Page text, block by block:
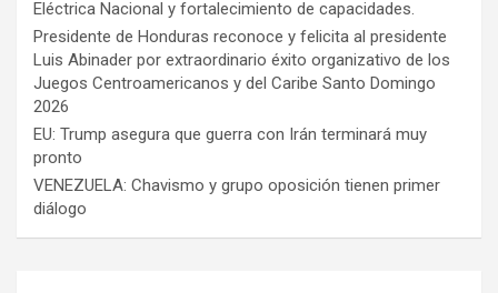
Eléctrica Nacional y fortalecimiento de capacidades.
Presidente de Honduras reconoce y felicita al presidente
Luis Abinader por extraordinario éxito organizativo de los
Juegos Centroamericanos y del Caribe Santo Domingo
2026
EU: Trump asegura que guerra con Irán terminará muy
pronto
VENEZUELA: Chavismo y grupo oposición tienen primer
diálogo